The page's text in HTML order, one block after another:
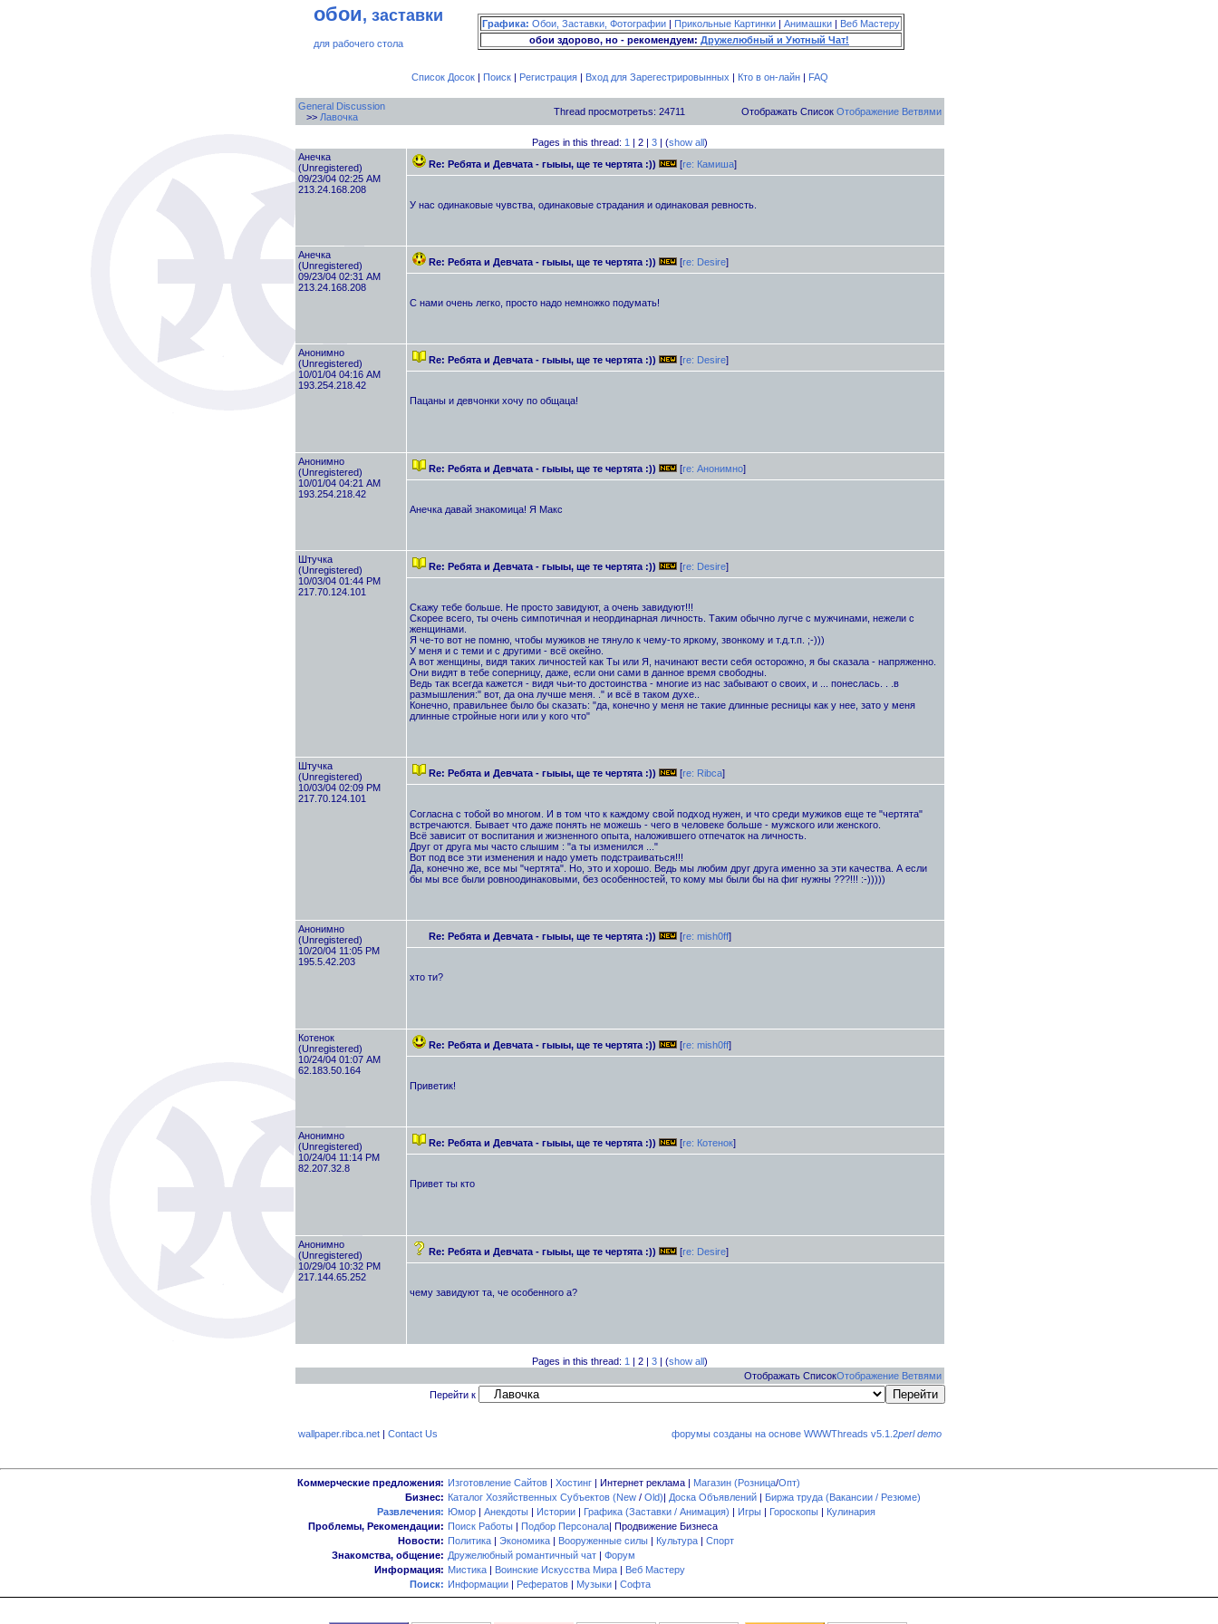
обои, заставки
для рабочего стола
Графика: Обои, Заставки, Фотографии | Прикольные Картинки | Анимашки | Веб Мастеру
обои здорово, но - рекомендуем: Дружелюбный и Уютный Чат!
Список Досок| Поиск| Регистрация| Вход для Зарегестрировынных | Кто в он-лайн| FAQ
General Discussion
>> Лавочка Thread просмотретьs: 24711 Отображать Список Отображение Ветвями
Pages in this thread: 1 | 2 | 3| (show all)
Анечка
(Unregistered)
09/23/04 02:25 AM
213.24.168.208
Re: Ребята и Девчата - гыыы, ще те чертята :)) [re: Камиша]
У нас одинаковые чувства, одинаковые страдания и одинаковая ревность.
Анечка
(Unregistered)
09/23/04 02:31 AM
213.24.168.208
Re: Ребята и Девчата - гыыы, ще те чертята :)) [re: Desire]
С нами очень легко, просто надо немножко подумать!
Анонимно
(Unregistered)
10/01/04 04:16 AM
193.254.218.42
Re: Ребята и Девчата - гыыы, ще те чертята :)) [re: Desire]
Пацаны и девчонки хочу по общаца!
Анонимно
(Unregistered)
10/01/04 04:21 AM
193.254.218.42
Re: Ребята и Девчата - гыыы, ще те чертята :)) [re: Анонимно]
Анечка давай знакомица! Я Макс
Штучка
(Unregistered)
10/03/04 01:44 PM
217.70.124.101
Re: Ребята и Девчата - гыыы, ще те чертята :)) [re: Desire]
Скажу тебе больше. Не просто завидуют, а очень завидуют!!!
Скорее всего, ты очень симпотичная и неординарная личность. Таким обычно лугче с мужчинами, нежели с
женщинами.
Я че-то вот не помню, чтобы мужиков не тянуло к чему-то яркому, звонкому и т.д.т.п. ;-)))
У меня и с теми и с другими - всё окейно.
А вот женщины, видя таких личностей как Ты или Я, начинают вести себя осторожно, я бы сказала - напряженно.
Они видят в тебе соперницу, даже, если они сами в данное время свободны.
Ведь так всегда кажется - видя чьи-то достоинства - многие из нас забывают о своих, и ... понеслась. . .в
размышления:" вот, да она лучше меня. ." и всё в таком духе..
Конечно, правильнее было бы сказать: "да, конечно у меня не такие длинные ресницы как у нее, зато у меня
длинные стройные ноги или у кого что"
Штучка
(Unregistered)
10/03/04 02:09 PM
217.70.124.101
Re: Ребята и Девчата - гыыы, ще те чертята :)) [re: Ribca]
Согласна с тобой во многом. И в том что к каждому свой подход нужен, и что среди мужиков еще те "чертята"
встречаются. Бывает что даже понять не можешь - чего в человеке больше - мужского или женского.
Всё зависит от воспитания и жизненного опыта, наложившего отпечаток на личность.
Друг от друга мы часто слышим : "а ты изменился ..."
Вот под все эти изменения и надо уметь подстраиваться!!!
Да, конечно же, все мы "чертята". Но, это и хорошо. Ведь мы любим друг друга именно за эти качества. А если
бы мы все были ровноодинаковыми, без особенностей, то кому мы были бы на фиг нужны ???!!! :-)))))
Анонимно
(Unregistered)
10/20/04 11:05 PM
195.5.42.203
Re: Ребята и Девчата - гыыы, ще те чертята :)) [re: mish0ff]
хто ти?
Котенок
(Unregistered)
10/24/04 01:07 AM
62.183.50.164
Re: Ребята и Девчата - гыыы, ще те чертята :)) [re: mish0ff]
Приветик!
Анонимно
(Unregistered)
10/24/04 11:14 PM
82.207.32.8
Re: Ребята и Девчата - гыыы, ще те чертята :)) [re: Котенок]
Привет ты кто
Анонимно
(Unregistered)
10/29/04 10:32 PM
217.144.65.252
Re: Ребята и Девчата - гыыы, ще те чертята :)) [re: Desire]
чему завидуют та, че особенного а?
Pages in this thread: 1 | 2 | 3| (show all)
Отображать СписокОтображение Ветвями
Перейти к
wallpaper.ribca.net| Contact Us форумы созданы на основе WWWThreads v5.1.2perl demo
Коммерческие предложения: Изготовление Сайтов | Хостинг | Интернет реклама | Магазин (Розница/Опт)
Бизнес: Каталог Хозяйственных Субъектов (New / Old)| Доска Объявлений | Биржа труда (Вакансии / Резюме)
Развлечения: Юмор | Анекдоты | Истории | Графика (Заставки / Анимация) | Игры | Гороскопы | Кулинария
Проблемы, Рекомендации: Поиск Работы | Подбор Персонала| Продвижение Бизнеса
Новости: Политика | Экономика | Вооруженные силы | Культура | Спорт
Знакомства, общение: Дружелюбный романтичный чат | Форум
Информация: Мистика | Воинские Искусства Мира | Веб Мастеру
Поиск: Информации | Рефератов | Музыки | Софта